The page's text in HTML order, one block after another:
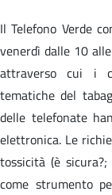
Il Telefono Verde
venerdì dalle 10
attraverso cui i
tematiche del
delle telefonate
elettronica. Le
tossicità (è
come strumento